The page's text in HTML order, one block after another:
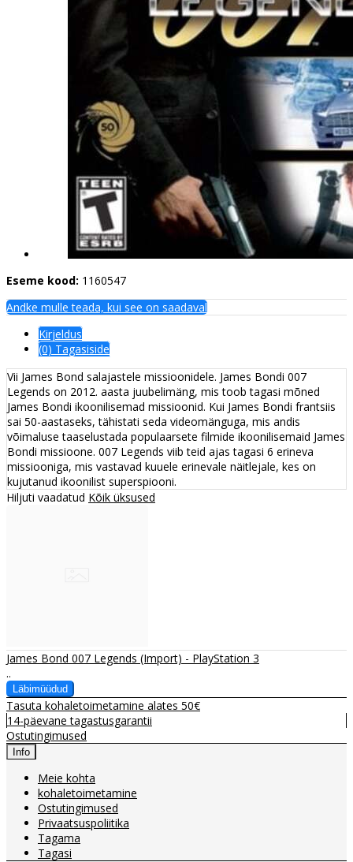
Eseme kood: 1160547
Andke mulle teada, kui see on saadaval
Kirjeldus
(0) Tagasiside
Vii James Bond salajastele missioonidele. James Bondi 007
Legends on 2012. aasta juubelimäng, mis toob tagasi mõned
James Bondi ikoonilisemad missioonid. Kui James Bondi frantsiis
sai 50-aastaseks, tähistati seda videomänguga, mis andis
võimaluse taaselustada populaarsete filmide ikoonilisemaid James
Bondi missioone. 007 Legends viib teid ajas tagasi 6 erineva
missiooniga, mis vastavad kuuele erinevale näitlejale, kes on
kujutanud ikoonilist superspiooni.
Hiljuti vaadatud Kõik üksused
James Bond 007 Legends (Import) - PlayStation 3
..
Tasuta kohaletoimetamine alates 50€
14-päevane tagastusgarantii
Ostutingimused
Info
Meie kohta
kohaletoimetamine
Ostutingimused
Privaatsuspoliitika
Tagama
Tagasi